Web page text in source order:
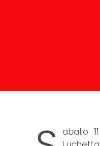
abato